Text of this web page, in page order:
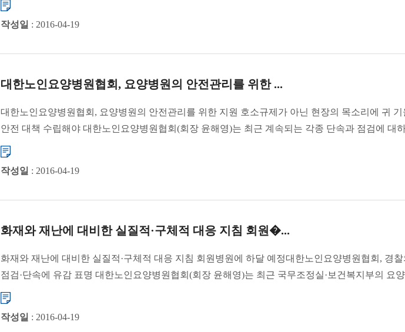
작성일 : 2016-04-19
대한노인요양병원협회, 요양병원의 안전관리를 위한 ...
대한노인요양병원협회, 요양병원의 안전관리를 위한 지원 호소규제가 아닌 현장의 목소리에 귀 기
안전 대책 수립해야 대한노인요양병원협회(회장 윤해영)는 최근 계속되는 각종 단속과 점검에 대
한 번 ...
작성일 : 2016-04-19
화재와 재난에 대비한 실질적·구체적 대응 지침 회원�...
화재와 재난에 대비한 실질적·구체적 대응 지침 회원병원에 하달 예정대한노인요양병원협회, 경
점검·단속에 유감 표명 대한노인요양병원협회(회장 윤해영)는 최근 국무조정실·보건복지부의 요
합동...
작성일 : 2016-04-19